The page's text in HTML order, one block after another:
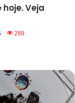
Veja
288